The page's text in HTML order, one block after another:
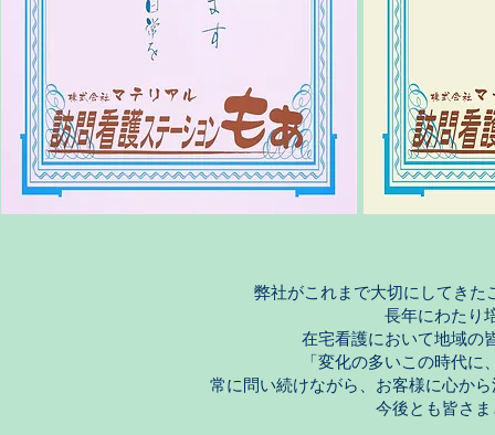
弊社がこれまで大切にしてきた
長年にわたり
在宅看護において地域の
「変化の多いこの時代
常に問い続けながら、お客様に心か
今後とも皆さ